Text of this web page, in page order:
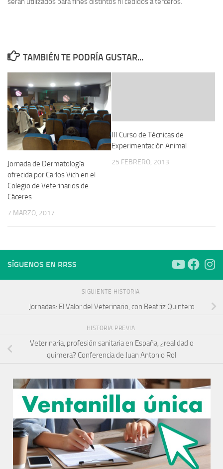
TAMBIÉN TE PODRÍA GUSTAR...
Jornada de Dermatología
ofrecida por Carlos Vich en el
Colegio de Veterinarios de
Cáceres
7 MARZO, 2017
III Curso de Técnicas de
Experimentación Animal
25 FEBRERO, 2013
SÍGUENOS EN RRSS
SIGUIENTE HISTORIA
Jornadas: El Valor del Veterinario, con Beatriz Quintero
HISTORIA PREVIA
Veterinaria, profesión sanitaria en España, ¿realidad o
quimera? Conferencia de Juan Antonio Rol